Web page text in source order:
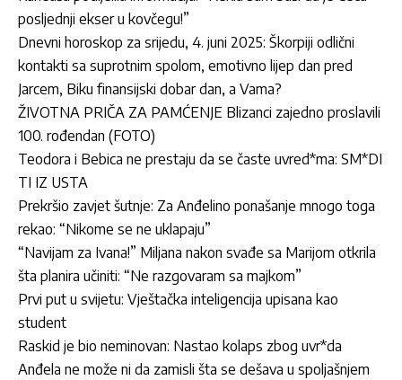
posljednji ekser u kovčegu!”
Dnevni horoskop za srijedu, 4. juni 2025: Škorpiji odlični
kontakti sa suprotnim spolom, emotivno lijep dan pred
Jarcem, Biku finansijski dobar dan, a Vama?
ŽIVOTNA PRIČA ZA PAMĆENJE Blizanci zajedno proslavili
100. rođendan (FOTO)
Teodora i Bebica ne prestaju da se časte uvred*ma: SM*DI
TI IZ USTA
Prekršio zavjet šutnje: Za Anđelino ponašanje mnogo toga
rekao: “Nikome se ne uklapaju”
“Navijam za Ivana!” Miljana nakon svađe sa Marijom otkrila
šta planira učiniti: “Ne razgovaram sa majkom”
Prvi put u svijetu: Vještačka inteligencija upisana kao
student
Raskid je bio neminovan: Nastao kolaps zbog uvr*da
Anđela ne može ni da zamisli šta se dešava u spoljašnjem